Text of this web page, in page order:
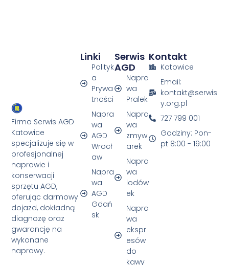
Firma Serwis AGD
Katowice
specjalizuje się w
profesjonalnej
naprawie i
konserwacji
sprzętu AGD,
oferując darmowy
dojazd, dokładną
diagnozę oraz
gwarancję na
wykonane
naprawy.
Serwis
AGD
Napra
wa
Pralek
Napra
wa
zmyw
arek
Napra
wa
lodów
ek
Napra
wa
ekspr
esów
do
kawy
Linki
Polityk
a
Prywa
tności
Napra
wa
AGD
Wrocł
aw
Napra
wa
AGD
Gdań
sk
Kontakt
Katowice
Email:
kontakt@serwis
y.org.pl
727 799 001
Godziny: Pon-
pt 8:00 - 19:00